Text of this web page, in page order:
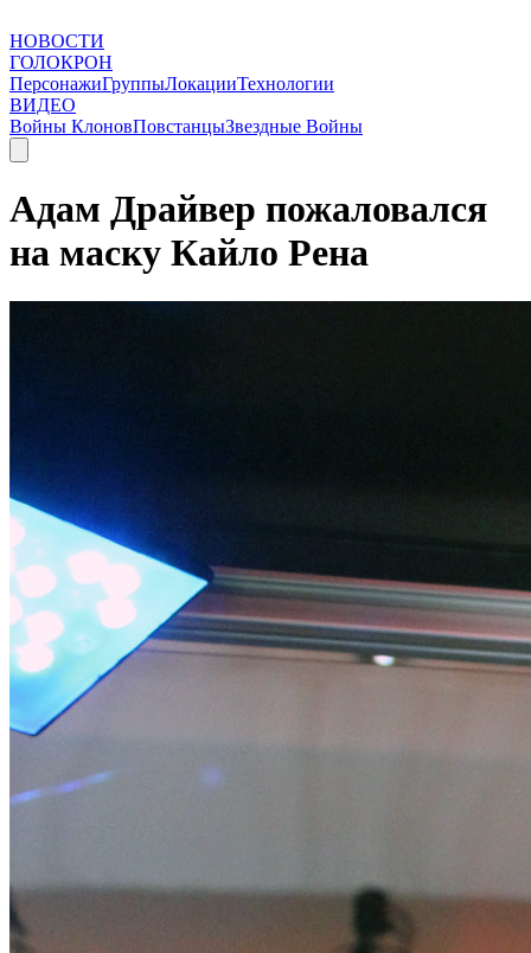
НОВОСТИ
ГОЛОКРОН
ПерсонажиГруппыЛокацииТехнологии
ВИДЕО
Войны КлоновПовстанцыЗвездные Войны
Адам Драйвер пожаловался
на маску Кайло Рена